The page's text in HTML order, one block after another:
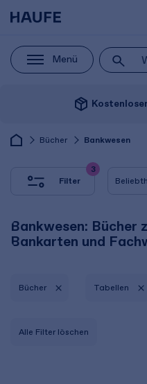
Menü
package_2
Bücher Bankwesen
Filter
3
Bankwesen: Bücher
Bankarten und
Bücher Tabellen
Alle Filter löschen